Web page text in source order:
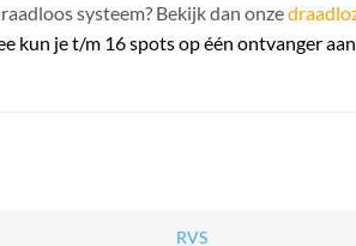
systeem? Bekijk dan onze
kun je t/m 16 spots op één ontvanger
RVS